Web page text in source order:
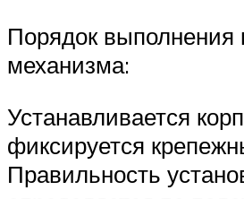
Порядок выполнения
механизма:
Устанавливается
фиксируется
Правильность